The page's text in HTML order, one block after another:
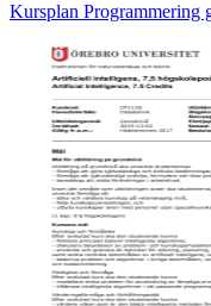
Kursplan Programmering